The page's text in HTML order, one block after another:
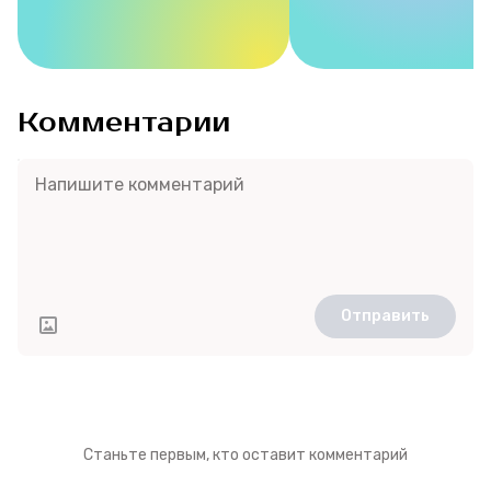
Комментарии
Отправить
Станьте первым, кто оставит комментарий